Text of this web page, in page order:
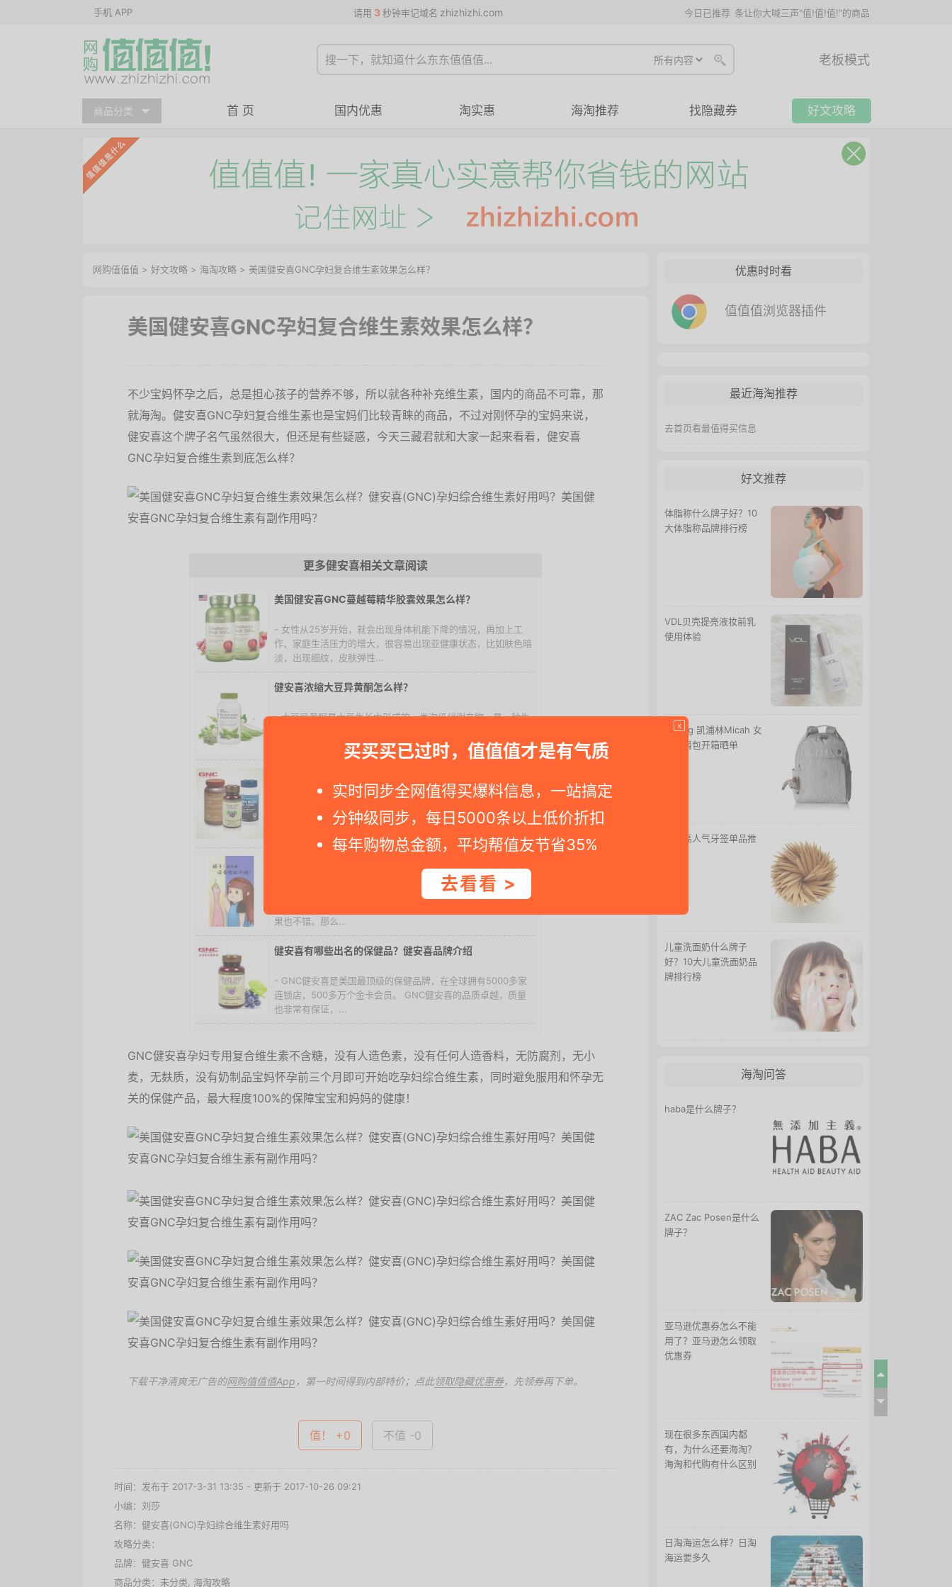
手机 APP 请用 3 秒钟牢记域名 zhizhizhi.com 今日已推荐 条让你大喊三声"值!值!值!"的商品
老板模式
商品分类 首 页 国内优惠 淘实惠 海淘推荐 找隐藏券 好文攻略
x
买买买已过时，值值值才是有气质
实时同步全网值得买爆料信息，一站搞定
分钟级同步，每日5000条以上低价折扣
每年购物总金额，平均帮值友节省35%
去看看 >
网购值值值 > 好文攻略 > 海淘攻略 > 美国健安喜GNC孕妇复合维生素效果怎么样？
美国健安喜GNC孕妇复合维生素效果怎么样？
不少宝妈怀孕之后，总是担心孩子的营养不够，所以就各种补充维生素，国内的商品不可靠，那
就海淘。健安喜GNC孕妇复合维生素也是宝妈们比较青睐的商品，不过对刚怀孕的宝妈来说，
健安喜这个牌子名气虽然很大，但还是有些疑惑，今天三藏君就和大家一起来看看，健安喜
GNC孕妇复合维生素到底怎么样？
更多健安喜相关文章阅读
美国健安喜GNC蔓越莓精华胶囊效果怎么样？
- 女性从25岁开始，就会出现身体机能下降的情况，再加上工
作、家庭生活压力的增大，很容易出现亚健康状态，比如肤色暗
淡，出现细纹，皮肤弹性...
健安喜浓缩大豆异黄酮怎么样？
- 大豆异黄酮是大豆生长中形成的一类次级代谢产物，是一种生
大豆异黄酮又称植物雌激...
命；跨入中年，我们才发现自己不管是容颜还是精力，都大不如
- 市面上比较好的减肥品牌首推GNC 健安喜和 AMWAY 安利，
果也不错。那么...
健安喜有哪些出名的保健品？健安喜品牌介绍
- GNC健安喜是美国最顶级的保健品牌，在全球拥有5000多家
连锁店，500多万个金卡会员。 GNC健安喜的品质卓越，质量
也非常有保证，...
GNC健安喜孕妇专用复合维生素不含糖，没有人造色素，没有任何人造香料，无防腐剂，无小
麦，无麸质，没有奶制品宝妈怀孕前三个月即可开始吃孕妇综合维生素，同时避免服用和怀孕无
关的保健产品，最大程度100%的保障宝宝和妈妈的健康！
下载干净清爽无广告的网购值值值App ，第一时间得到内部特价；点此领取隐藏优惠券，先领券再下单。
值！ +0 不值 -0
时间：发布于 2017-3-31 13:35 - 更新于 2017-10-26 09:21
小编：刘莎
名称： 健安喜(GNC)孕妇综合维生素好用吗
攻略分类：
品牌： 健安喜 GNC
商品分类：未分类, 海淘攻略
优惠时时看
值值值浏览器插件
最近海淘推荐
去首页看最值得买信息
好文推荐
体脂称什么牌子好？10
大体脂称品牌排行榜
VDL贝壳提亮液妆前乳
使用体验
Kipling 凯浦林Micah 女
士双肩包开箱晒单
十大高人气牙签单品推
儿童洗面奶什么牌子
好？10大儿童洗面奶品
牌排行榜
海淘问答
haba是什么牌子？
ZAC Zac Posen是什么
牌子？
亚马逊优惠券怎么不能
用了？亚马逊怎么领取
优惠券
现在很多东西国内都
有，为什么还要海淘？
海淘和代购有什么区别
日淘海运怎么样？日淘
海运要多久